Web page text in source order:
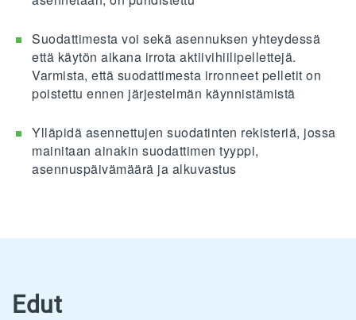
Suodattimesta voi sekä asennuksen yhteydessä
että käytön aikana irrota aktiivihiilipellettejä.
Varmista, että suodattimesta irronneet pelletit on
poistettu ennen järjestelmän käynnistämistä
Ylläpidä asennettujen suodatinten rekisteriä, jossa
mainitaan ainakin suodattimen tyyppi,
asennuspäivämäärä ja alkuvastus
Edut